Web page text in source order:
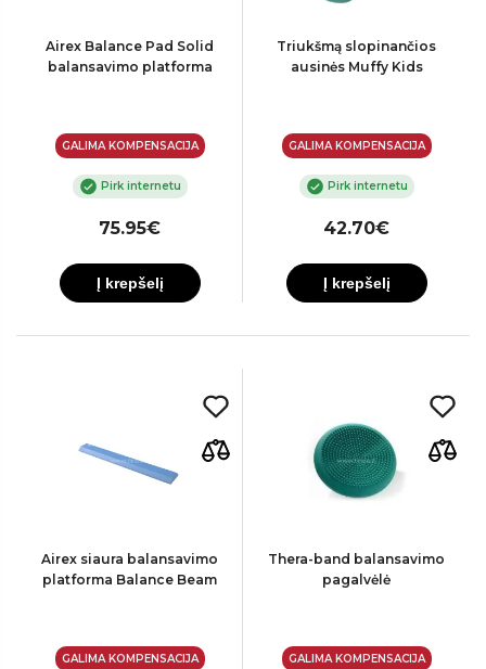
Airex Balance Pad Solid
balansavimo platforma
GALIMA KOMPENSACIJA
Pirk internetu
75.95€
Į krepšelį
Triukšmą slopinančios
ausinės Muffy Kids
GALIMA KOMPENSACIJA
Pirk internetu
42.70€
Į krepšelį
Airex siaura balansavimo
platforma Balance Beam
GALIMA KOMPENSACIJA
Thera-band balansavimo
pagalvėlė
GALIMA KOMPENSACIJA